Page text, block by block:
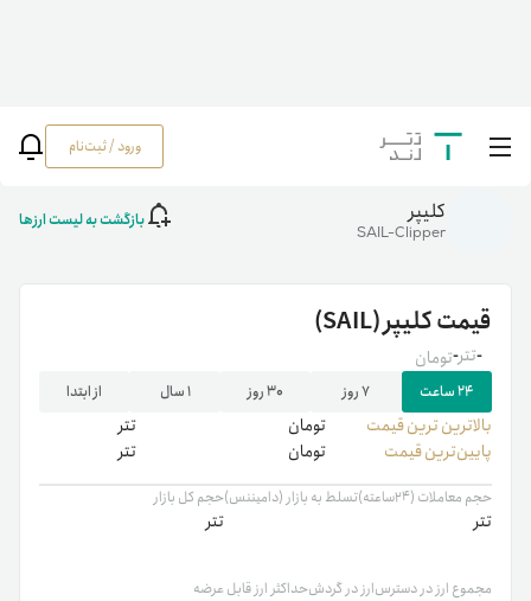
ورود / ثبت‌نام خانه رمزارزها/
SAIL
کلیپر
SAIL-Clipper
بازگشت به لیست ارزها
قیمتکلیپر(SAIL)
-تومان -تتر
۲۴ ساعت ۷ روز ۳۰ روز ۱ سال از ابتدا
بالاترین ‌ترین قیمت تومان
تتر
پایین‌ترین قیمت
تومان تتر
حجم معاملات (۲۴ساعته)
تتر
تسلط به بازار (دامیننس)حجم کل بازار
تتر
مجموع ارز در دسترسارز در گردشحداکثر ارز قابل عرضه